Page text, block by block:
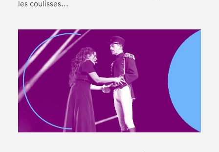
connexion
Avantages fidélité
les coulisses...